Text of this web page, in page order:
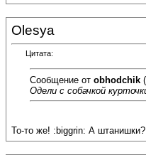
Olesya
Цитата:
Сообщение от obhodchik
Одели с собачкой
То-то же! :biggrin: А